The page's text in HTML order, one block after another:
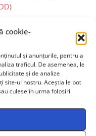
cookie-
și anunțurile, pentru a
traficul. De asemenea, le
și de analize
site-ul nostru. Aceștia le pot
culese în urma folosirii
AGRC Certificate
și dreptul de